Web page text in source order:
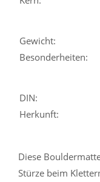
Gewicht:
Besonderheiten:
DIN:
Herkunft:
Diese
Stürze beim